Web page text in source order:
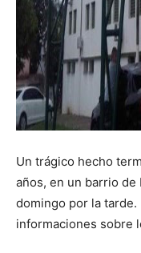
Un trágico hecho
años, en un barrio
domingo por la
informaciones sobre